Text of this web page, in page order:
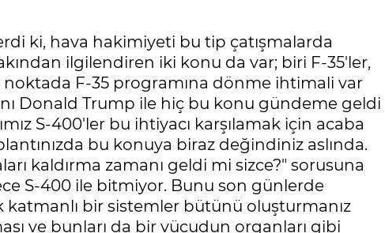
ki, hava hakimiyeti bu tip çatışmalarda
ilgilendiren iki konu da var; biri F-35'ler,
F-35 programına dönme ihtimali var
Donald Trump ile hiç bu konu gündeme geldi
S-400'ler bu ihtiyacı karşılamak için acaba
bu konuya biraz değindiniz aslında.
kaldırma zamanı geldi mi sizce?" sorusuna
S-400 ile bitmiyor. Bunu son günlerde
bir sistemler bütünü oluşturmanız
ve bunları da bir vücudun organları gibi